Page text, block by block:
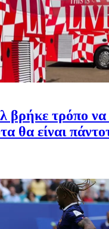
βρήκε τρόπο να
θα είναι